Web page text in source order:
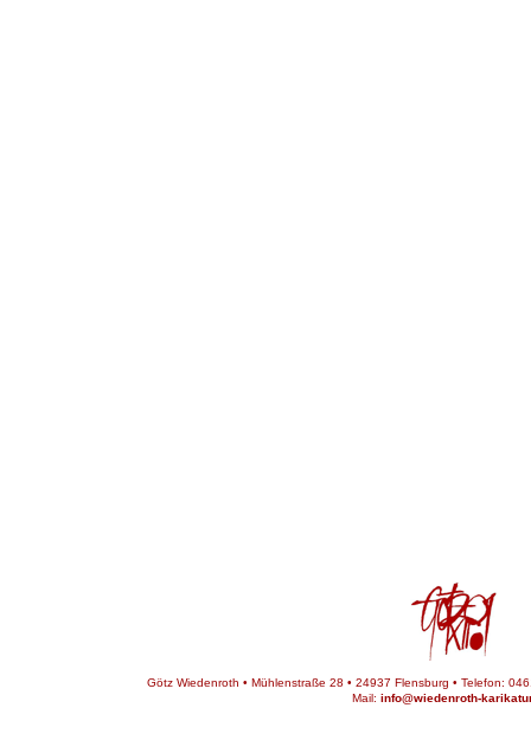
Götz Wiedenroth • Mühlenstraße 28 • 24937 Flensburg • Telefon:
Mail: info@wiedenroth-